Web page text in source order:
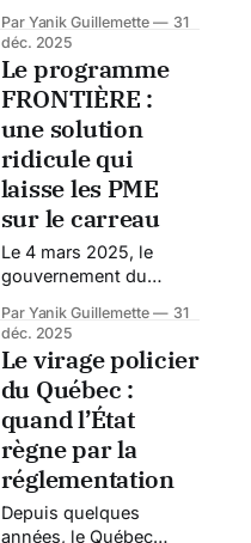
indignent et — disons-
le
pendant La poule aux
œufs d’or. Quand un
candidat pigeait, par
exemple, 30 000 $ ou
40 000 $ et tentait le
tout pour le tout en
choisissant l’œuf, elle
jouissait (littéralement)
quand Guy Mongrain
sortait 7 500 $ ou 12
Par Yanik Guillemette
31
déc. 2025
Le programme
FRONTIÈRE :
une solution
ridicule qui
laisse les PME
sur le carreau
Le 4 mars 2025, le
gouvernement du
grande pompe son
programme
FRONTIÈRE, censé
venir en aide aux
entreprises
québécoises frappées
par les tarifs de 25 %
imposés par
l’administration Trump
sur les exportations
Par Yanik Guillemette
31
déc. 2025
Le virage policier
du Québec :
quand l’État
règne par la
réglementation
Depuis quelques
années, le Québec